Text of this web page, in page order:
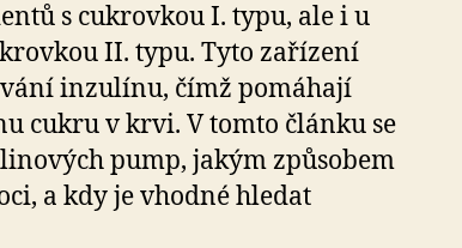
s cukrovkou I. typu, ale i u
II. typu. Tyto zařízení
inzulínu, čímž pomáhají
cukru v krvi. V tomto článku se
pump, jakým způsobem
a kdy je vhodné hledat